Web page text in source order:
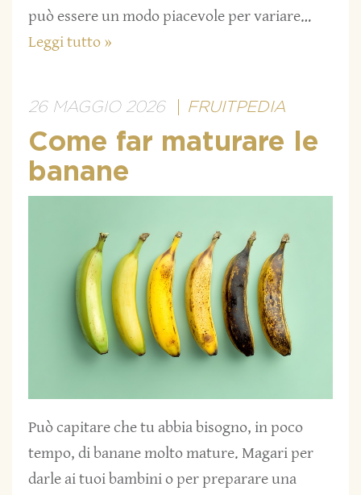
può essere un modo piacevole per variare…
Leggi tutto »
26 MAGGIO 2026 FRUITPEDIA
Come far maturare le
banane
Può capitare che tu abbia bisogno, in poco
tempo, di banane molto mature. Magari per
darle ai tuoi bambini o per preparare una